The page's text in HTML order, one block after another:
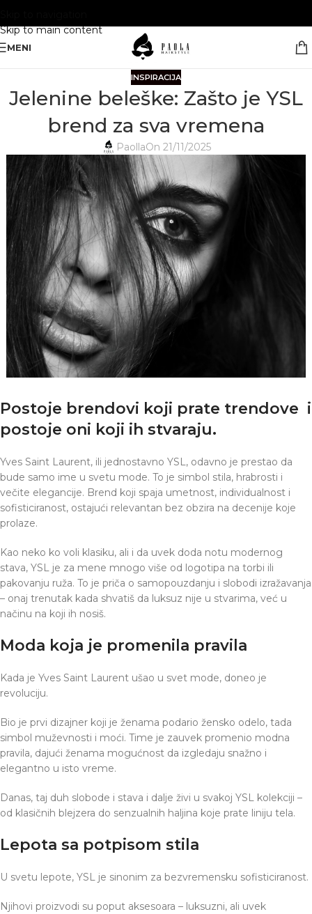
Skip to main content
MENI
INSPIRACIJA
Jelenine beleške: Zašto je YSL
brend za sva vremena
PaollaOn 21/11/2025
Postoje brendovi koji prate trendove i
postoje oni koji ih stvaraju.
Yves Saint Laurent, ili jednostavno YSL, odavno je prestao da
bude samo ime u svetu mode. To je simbol stila, hrabrosti i
večite elegancije. Brend koji spaja umetnost, individualnost i
sofisticiranost, ostajući relevantan bez obzira na decenije koje
prolaze.
Kao neko ko voli klasiku, ali i da uvek doda notu modernog
stava, YSL je za mene mnogo više od logotipa na torbi ili
pakovanju ruža. To je priča o samopouzdanju i slobodi izražavanja
– onaj trenutak kada shvatiš da luksuz nije u stvarima, već u
načinu na koji ih nosiš.
Moda koja je promenila pravila
Kada je Yves Saint Laurent ušao u svet mode, doneo je
revoluciju.
Bio je prvi dizajner koji je ženama podario žensko odelo, tada
simbol muževnosti i moći. Time je zauvek promenio modna
pravila, dajući ženama mogućnost da izgledaju snažno i
elegantno u isto vreme.
Danas, taj duh slobode i stava i dalje živi u svakoj YSL kolekciji –
od klasičnih blejzera do senzualnih haljina koje prate liniju tela.
Lepota sa potpisom stila
U svetu lepote, YSL je sinonim za bezvremensku sofisticiranost.
Njihovi proizvodi su poput aksesoara – luksuzni, ali uvek